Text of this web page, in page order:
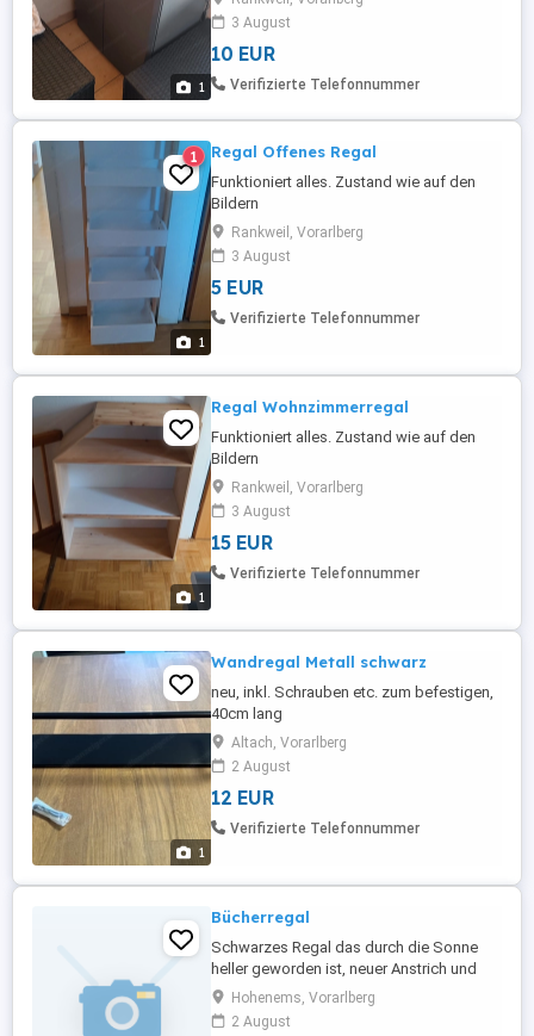
1
3 August
10 EUR
Verifizierte Telefonnummer
1
1 Regal Offenes Regal
Funktioniert alles. Zustand wie auf den
Bildern
Rankweil, Vorarlberg
3 August
5 EUR
Verifizierte Telefonnummer
1
Regal Wohnzimmerregal
Funktioniert alles. Zustand wie auf den
Bildern
Rankweil, Vorarlberg
3 August
15 EUR
Verifizierte Telefonnummer
1
Wandregal Metall schwarz
neu, inkl. Schrauben etc. zum befestigen,
40cm lang
Altach, Vorarlberg
2 August
12 EUR
Verifizierte Telefonnummer
Bücherregal
Schwarzes Regal das durch die Sonne
heller geworden ist, neuer Anstrich und
dann ist das ein super schönes Regal
Hohenems, Vorarlberg
2 August